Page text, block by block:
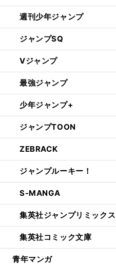
週刊少年ジャンプ
ジャンプSQ
Vジャンプ
最強ジャンプ
少年ジャンプ+
ジャンプTOON
ZEBRACK
ジャンプルーキー！
S-MANGA
集英社ジャンプリミックス
集英社コミック文庫
青年マンガ